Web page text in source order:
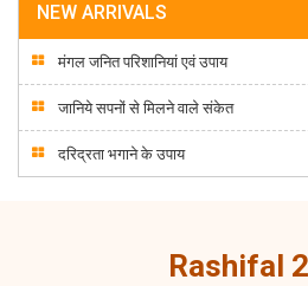
NEW ARRIVALS
मंगल जनित परिशानियां एवं उपाय
जानिये सपनों से मिलने वाले संकेत
दरिद्रता भगाने के उपाय
Rashifal